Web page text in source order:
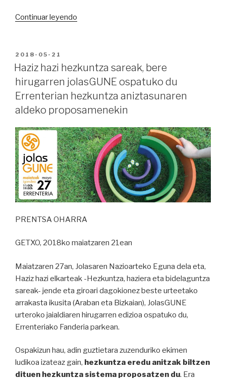
Continuar leyendo
Hazi
celebra
Errenteria
su
tercer
jolasGUNE
con
propuestas
por
la
diversidad
PUBLICADO
EN
2018-05-21
Haziz hazi hezkuntza sareak, bere
hirugarren jolasGUNE ospatuko du
Errenterian hezkuntza aniztasunaren
aldeko proposamenekin
PRENTSA OHARRA
GETXO, 2018ko maiatzaren 21ean
Maiatzaren 27an, Jolasaren Nazioarteko Eguna dela eta,
Haziz hazi elkarteak -Hezkuntza, haziera eta bidelaguntza
sareak- jende eta giroari dagokionez beste urteetako
arrakasta ikusita (Araban eta Bizkaian), JolasGUNE
urteroko jaialdiaren hirugarren edizioa ospatuko du,
Errenteriako Fanderia parkean.
Ospakizun hau, adin guztietara zuzenduriko ekimen
ludikoa izateaz gain, hezkuntza eredu anitzak biltzen
dituen hezkuntza sistema proposatzen du. Era